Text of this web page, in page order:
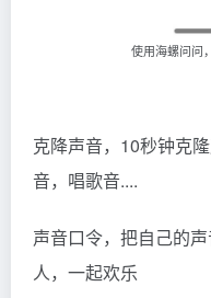
使用海螺问问
克降声音，10秒钟克
音，唱歌音....
声音口令，把自己的
人，一起欢乐